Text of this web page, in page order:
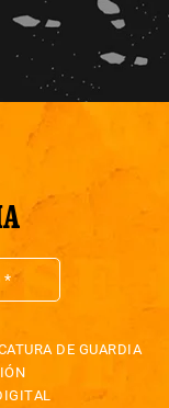
DE GUARDIA